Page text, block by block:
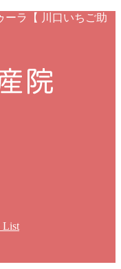
ーラ【 川口いちご助
List